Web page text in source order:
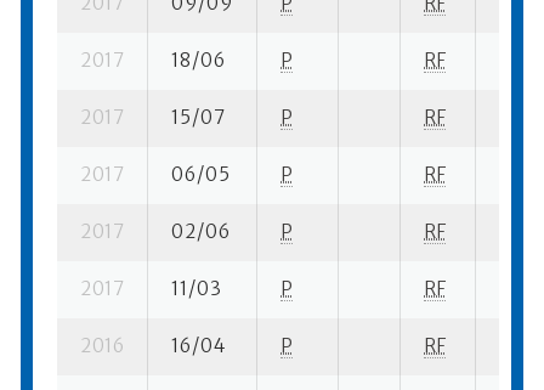
2017 18/06 P RF
2017 15/07 P RF
2017 06/05 P RF
2017 02/06 P RF
2017 11/03 P RF
2016 16/04 P RF